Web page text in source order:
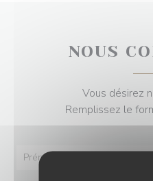
NOUS
Vous désirez
Remplissez le